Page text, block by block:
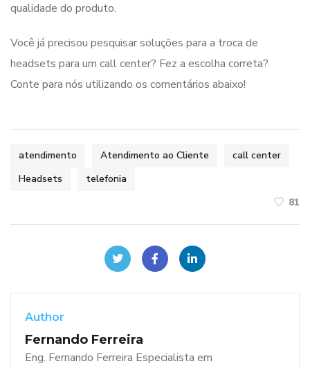
qualidade do produto.
Você já precisou pesquisar soluções para a troca de
headsets para um call center? Fez a escolha correta?
Conte para nós utilizando os comentários abaixo!
atendimento Atendimento ao Cliente
call center
Headsets
telefonia
81
Author
Fernando Ferreira
Eng. Fernando Ferreira Especialista em